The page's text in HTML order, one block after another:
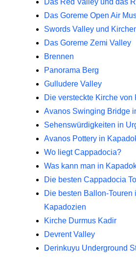
Das Red Valley und das
Das Goreme Open Air
Swords Valley und
Das Goreme Zemi Valley
Brennen
Panorama Berg
Gulludere Valley
Die versteckte Kirche von
Avanos Swinging Bridge
Sehenswürdigkeiten in
Avanos Pottery in
Wo liegt Cappadocia?
Was kann man in
Die besten Cappadocia
Die besten Ballon-Touren
Kapadozien
Kirche Durmus Kadir
Devrent Valley
Derinkuyu Underground